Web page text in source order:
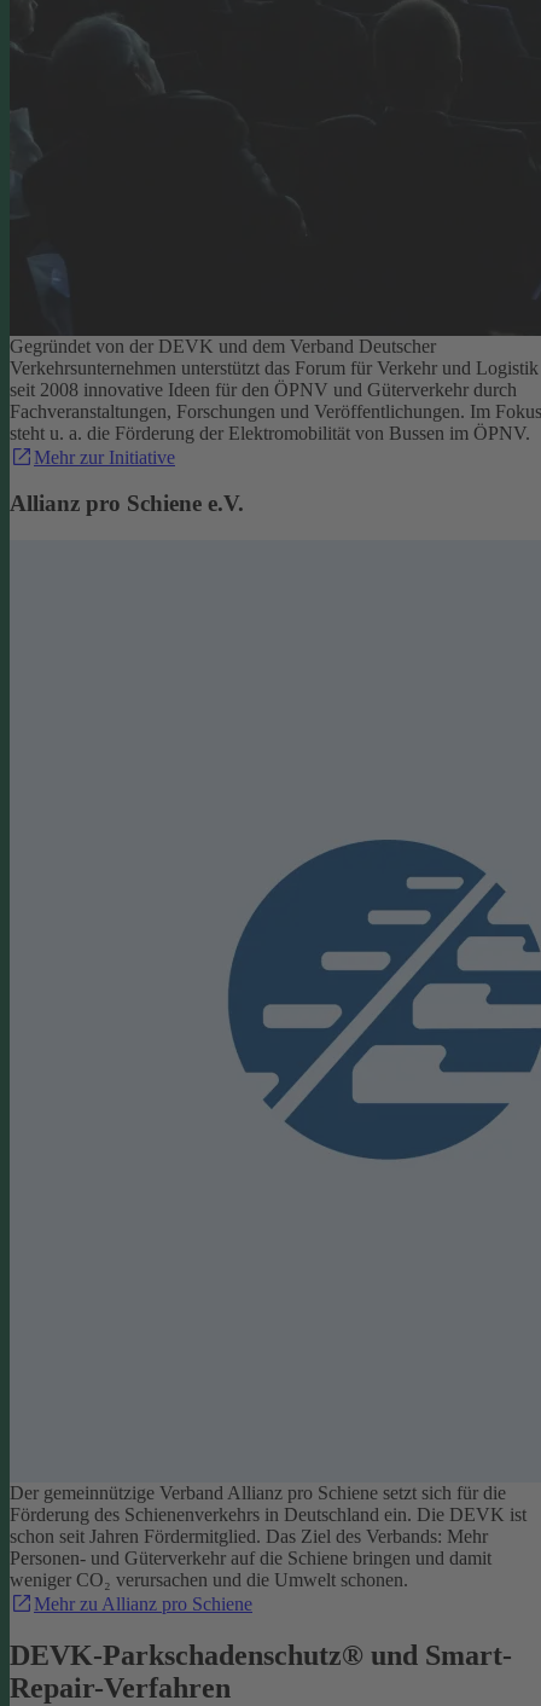
Gegründet von der DEVK und dem Verband Deutscher
Verkehrsunternehmen unterstützt das Forum für Verkehr und Logistik
seit 2008 innovative Ideen für den ÖPNV und Güterverkehr durch
Fachveranstaltungen, Forschungen und Veröffentlichungen. Im Fokus
steht u. a. die Förderung der Elektromobilität von Bussen im ÖPNV.
Mehr zur Initiative
Allianz pro Schiene e.V.
Der gemeinnützige Verband Allianz pro Schiene setzt sich für die
Förderung des Schienenverkehrs in Deutschland ein. Die DEVK ist
schon seit Jahren Fördermitglied. Das Ziel des Verbands: Mehr
Personen- und Güterverkehr auf die Schiene bringen und damit
weniger CO₂ verursachen und die Umwelt schonen.
Mehr zu Allianz pro Schiene
DEVK-Parkschadenschutz® und Smart-
Repair-Verfahren